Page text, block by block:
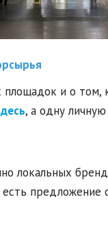
и о том,
, а одну
локальных
предложение